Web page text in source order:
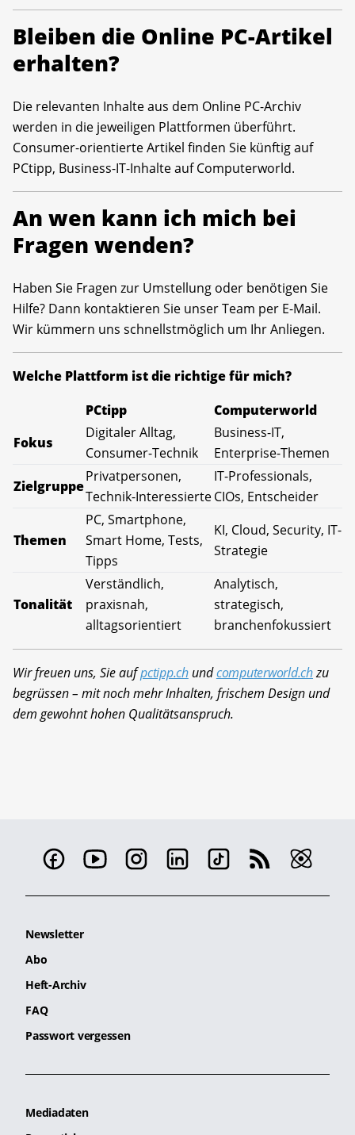
Bleiben die Online PC-Artikel
erhalten?
Die relevanten Inhalte aus dem Online PC-Archiv
werden in die jeweiligen Plattformen überführt.
Consumer-orientierte Artikel finden Sie künftig auf
PCtipp, Business-IT-Inhalte auf Computerworld.
An wen kann ich mich bei
Fragen wenden?
Haben Sie Fragen zur Umstellung oder benötigen Sie
Hilfe? Dann kontaktieren Sie unser Team per E-Mail.
Wir kümmern uns schnellstmöglich um Ihr Anliegen.
Welche Plattform ist die richtige für mich?
PCtipp
Computerworld
Fokus
Digitaler Alltag,
Consumer-Technik
Business-IT,
Enterprise-Themen
Zielgruppe
Privatpersonen,
Technik-Interessierte
IT-Professionals,
CIOs, Entscheider
Themen
PC, Smartphone,
Smart Home, Tests,
Tipps
KI, Cloud, Security, IT-
Strategie
Tonalität
Verständlich,
praxisnah,
alltagsorientiert
Analytisch,
strategisch,
branchenfokussiert
Wir freuen uns, Sie aufpctipp.chundcomputerworld.chzu
begrüssen – mit noch mehr Inhalten, frischem Design und
dem gewohnt hohen Qualitätsanspruch.
Newsletter
Abo
Heft-Archiv
FAQ
Passwort vergessen
Mediadaten